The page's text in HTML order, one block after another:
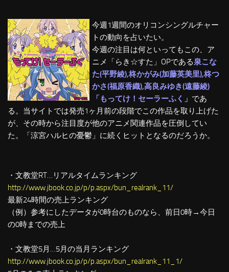
今週1週間のオリコンシングルチャー
トの動向を占いたい。
今週の注目は何といってもこの、ア
ニメ「らき☆すた」OPである泉こな
た(平野綾),柊かがみ(加藤英美里),柊つ
かさ(福原香織),高良みゆき(遠藤綾)
「もってけ！セーラーふく」 であ
る。当サイトでは発売1ヶ月前の段階でこの作品を取り上げた
が、その時から注目度が他のアニメ関連作品を圧倒してい
た。「涼宮ハルヒの憂鬱」に続くヒットとなるのだろうか。
・文教堂RT…リアルタイムランキング
http://www.jbook.co.jp/p/p.aspx/bun_realrank_11/
最新24時間の売上ランキング
（例）参考にしたデータが0時台のものなら、前日0時→今日
の0時までの売上
・文教堂5月…5月の当月ランキング
http://www.jbook.co.jp/p/p.aspx/bun_realrank_11_1/